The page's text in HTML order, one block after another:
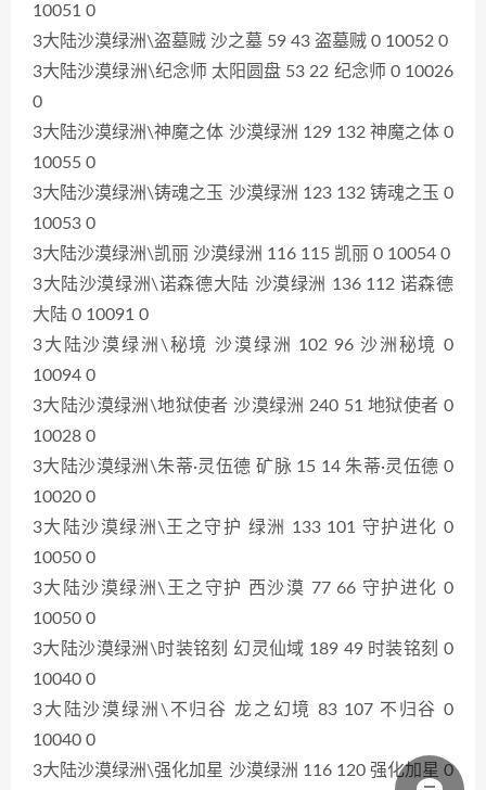
10051 0
3大陆沙漠绿洲\盗墓贼 沙之墓 59 43 盗墓贼 0 10052 0
3大陆沙漠绿洲\纪念师 太阳圆盘 53 22 纪念师 0 10026
0
3大陆沙漠绿洲\神魔之体 沙漠绿洲 129 132 神魔之体 0
10055 0
3大陆沙漠绿洲\铸魂之玉 沙漠绿洲 123 132 铸魂之玉 0
10053 0
3大陆沙漠绿洲\凯丽 沙漠绿洲 116 115 凯丽 0 10054 0
3大陆沙漠绿洲\诺森德大陆 沙漠绿洲 136 112 诺森德
大陆 0 10091 0
3大陆沙漠绿洲\秘境 沙漠绿洲 102 96 沙洲秘境 0
10094 0
3大陆沙漠绿洲\地狱使者 沙漠绿洲 240 51 地狱使者 0
10028 0
3大陆沙漠绿洲\朱蒂·灵伍德 矿脉 15 14 朱蒂·灵伍德 0
10020 0
3大陆沙漠绿洲\王之守护 绿洲 133 101 守护进化 0
10050 0
3大陆沙漠绿洲\王之守护 西沙漠 77 66 守护进化 0
10050 0
3大陆沙漠绿洲\时装铭刻 幻灵仙域 189 49 时装铭刻 0
10040 0
3大陆沙漠绿洲\不归谷 龙之幻境 83 107 不归谷 0
10040 0
3大陆沙漠绿洲\强化加星 沙漠绿洲 116 120 强化加星 0